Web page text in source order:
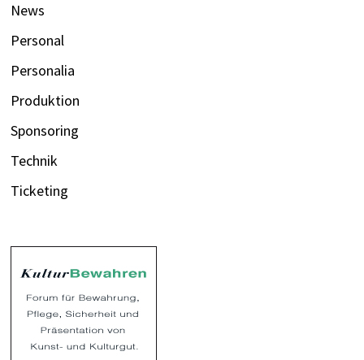
News
Personal
Personalia
Produktion
Sponsoring
Technik
Ticketing